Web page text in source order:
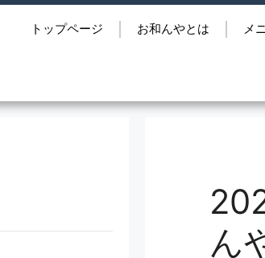
トップページ お和んやとは メ
ん